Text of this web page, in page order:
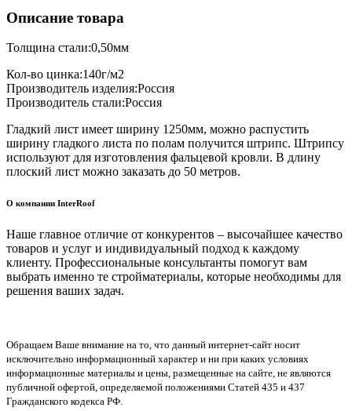
Описание товара
Толщина стали:0,50мм
Кол-во цинка:140г/м2
Производитель изделия:Россия
Производитель стали:Россия
Гладкий лист имеет ширину 1250мм, можно распустить
ширину гладкого листа по полам получится штрипс. Штрипсу
используют для изготовления фальцевой кровли. В длину
плоский лист можно заказать до 50 метров.
О компании InterRoof
Наше главное отличие от конкурентов – высочайшее качество
товаров и услуг и индивидуальный подход к каждому
клиенту. Профессиональные консультанты помогут вам
выбрать именно те стройматериалы, которые необходимы для
решения ваших задач.
Обращаем Ваше внимание на то, что данный интернет-сайт носит
исключительно информационный характер и ни при каких условиях
информационные материалы и цены, размещенные на сайте, не являются
публичной офертой, определяемой положениями Статей 435 и 437
Гражданского кодекса РФ.